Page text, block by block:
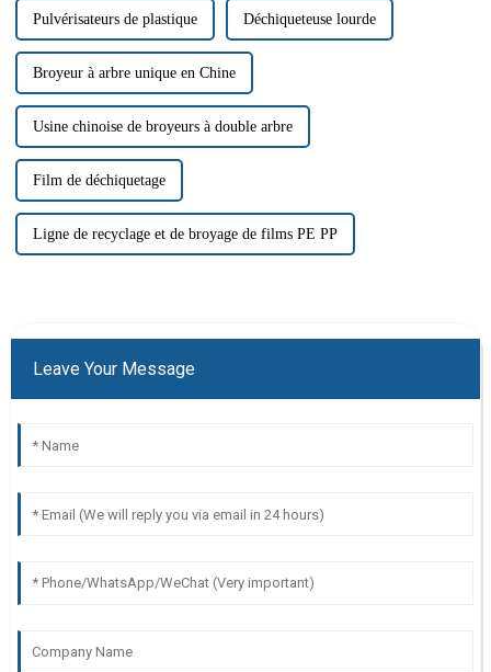
Pulvérisateurs de plastique Déchiqueteuse lourde
Broyeur à arbre unique en Chine
Usine chinoise de broyeurs à double arbre
Film de déchiquetage
Ligne de recyclage et de broyage de films PE PP
Leave Your Message